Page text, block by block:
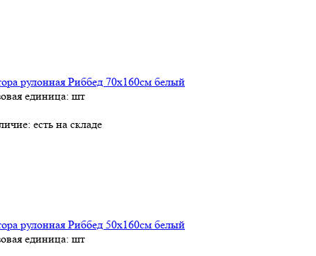
рулонная Риббед 70х160см белый
единица: шт
есть на складе
рулонная Риббед 50х160см белый
единица: шт